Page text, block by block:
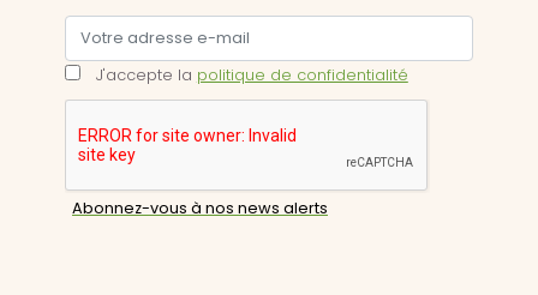
J'accepte la politique de confidentialité